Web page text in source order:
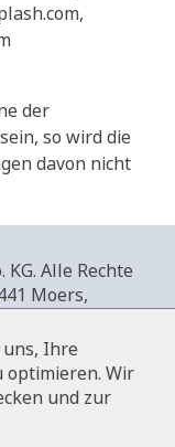
der
so wird die
davon nicht
Alle Rechte
Moers,
Ihre
optimieren. Wir
und zur